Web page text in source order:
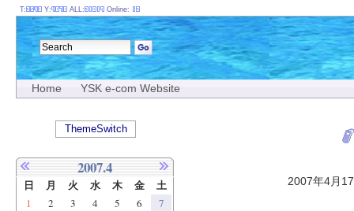
Home YSK e-com Website
2007年4月
T: Y: ALL: Online:
ThemeSwitch
2007.4
日 月 火 水 木 金 土
1 2 3 4 5 6
7